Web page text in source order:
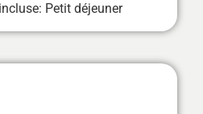
Petit déjeuner